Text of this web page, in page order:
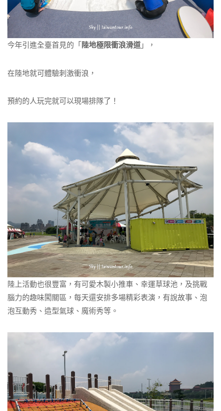
今年引進全臺首見的「陸地極限衝浪滑道 」，
在陸地就可體驗刺激衝浪，
預約的人玩完就可以現場排隊了！
陸上活動也很豐富，有可愛木製小推車、幸運草球池，及挑戰
腦力的趣味闖關區，每天還安排多場精彩表演，有說故事、泡
泡互動秀、造型氣球、魔術秀等。